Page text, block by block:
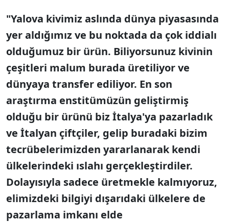
"Yalova kivimiz aslında dünya piyasasında
yer aldığımız ve bu noktada da çok iddialı
olduğumuz bir ürün. Biliyorsunuz kivinin
çeşitleri malum burada üretiliyor ve
dünyaya transfer ediliyor. En son
araştırma enstitümüzün geliştirmiş
olduğu bir ürünü biz İtalya'ya pazarladık
ve İtalyan çiftçiler, gelip buradaki bizim
tecrübelerimizden yararlanarak kendi
ülkelerindeki ıslahı gerçekleştirdiler.
Dolayısıyla sadece üretmekle kalmıyoruz,
elimizdeki bilgiyi dışarıdaki ülkelere de
pazarlama imkanı elde